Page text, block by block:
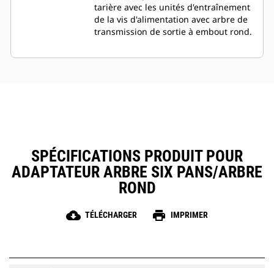
tarière avec les unités d'entraînement
de la vis d'alimentation avec arbre de
transmission de sortie à embout rond.
SPÉCIFICATIONS PRODUIT POUR
ADAPTATEUR ARBRE SIX PANS/ARBRE
ROND
cloud_download TÉLÉCHARGER print IMPRIMER